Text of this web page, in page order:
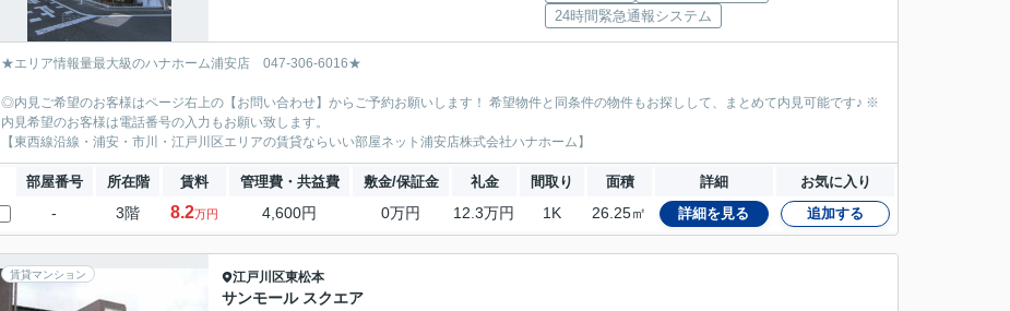
24時間緊急通報システム
★エリア情報量最大級のハナホーム浦安店 047-306-6016★
◎内見ご希望のお客様はページ右上の【お問い合わせ】からご予約お願いします！ 希望物件と同条件の物件もお探しして、まとめて内見可能です♪ ※
内見希望のお客様は電話番号の入力もお願い致します。
【東西線沿線・浦安・市川・江戸川区エリアの賃貸ならいい部屋ネット浦安店株式会社ハナホーム】
部屋番号 所在階 賃料 管理費・共益費 敷金/保証金 礼金 間取り 面積 詳細 お気に入り
- 3階 8.2万円 4,600円 0万円 12.3万円 1K 26.25㎡ 詳細を見る 追加する
賃貸マンション 江戸川区東松本
サンモール スクエア